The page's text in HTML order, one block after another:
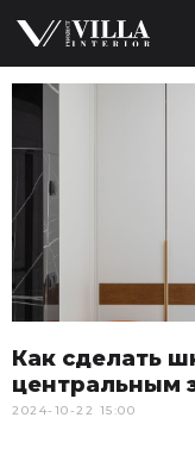
Как сделать
центральным
2024-10-22 15:00